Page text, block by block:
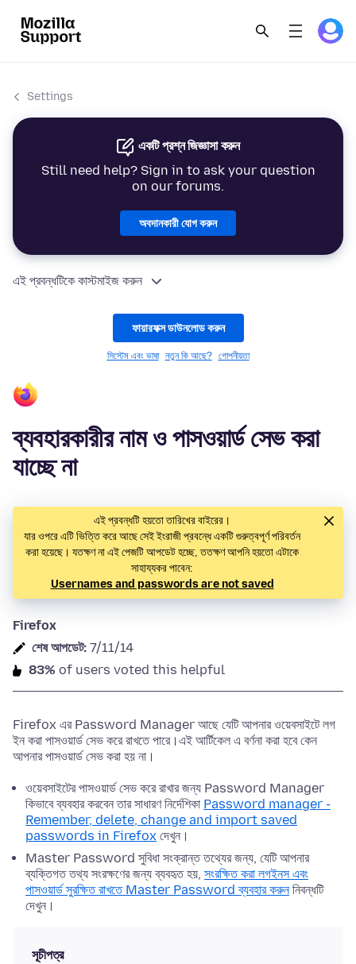
Settings
একটি প্রশ্ন জিজ্ঞাসা করুন
Still need help? Sign in to ask your question
on our forums.
অবদানকারী যোগ করুন
এই প্রবন্ধটিকে কাস্টমাইজ করুন
ফায়ারফক্স ডাউনলোড করুন
সিস্টেম এবং ভাষা নতুন কি আছে? গোপনীয়তা
ব্যবহারকারীর নাম ও পাসওয়ার্ড সেভ করা
যাচ্ছে না
এই প্রবন্ধটি হয়তো তারিখের বাইরের।
যার ওপরে এটি ভিত্তি করে আছে সেই ইংরাজী প্রবন্ধে একটি গুরুত্বপূর্ণ পরিবর্তন
করা হয়েছে। যতক্ষণ না এই পেজটি আপডেট হচ্ছে, ততক্ষণ আপনি হয়তো এটাকে
সাহায্যকর পাবেন:
Usernames and passwords are not saved
Firefox
শেষ আপডেট: 7/11/14
83% of users voted this helpful
Firefox এর Password Manager আছে যেটি আপনার ওয়েবসাইটে লগ
ইন করা পাসওয়ার্ড সেভ করে রাখতে পারে।এই আর্টিকেল এ বর্ণনা করা হবে কেন
আপনার পাসওয়ার্ড সেভ করা হয় না।
ওয়েবসাইটের পাসওয়ার্ড সেভ করে রাখার জন্য Password Manager
কিভাবে ব্যবহার করবেন তার সাধারণ নির্দেশিকা Password manager -
Remember, delete, change and import saved
passwords in Firefox দেখুন।
Master Password সুবিধা সংক্রান্ত তথ্যের জন্য, যেটি আপনার
ব্যক্তিগত তথ্য সংরক্ষণের জন্য ব্যবহৃত হয়, সংরক্ষিত করা লগইনস এবং
পাসওয়ার্ড সুরক্ষিত রাখতে Master Password ব্যবহার করুননিবন্ধটি
দেখুন।
সূচীপত্র